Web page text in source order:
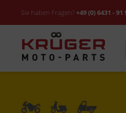
Sie haben Fragen?+49 (0) 6431 - 91